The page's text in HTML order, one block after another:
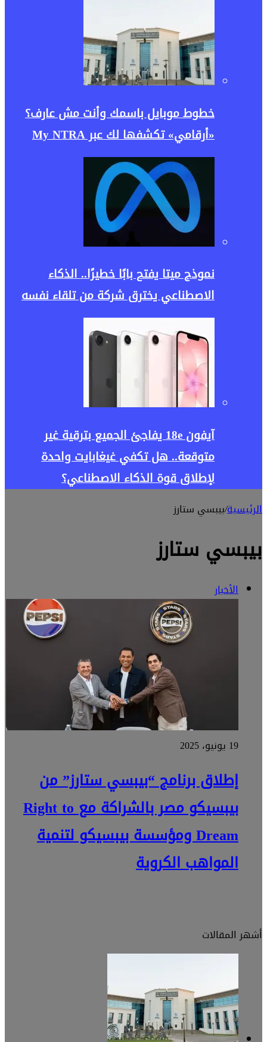
خطوط موبايل باسمك وأنت مش عارف؟
«أرقامي» تكشفها لك عبر My NTRA
نموذج ميتا يفتح بابًا خطيرًا.. الذكاء
الاصطناعي يخترق شركة من تلقاء نفسه
آيفون 18e يفاجئ الجميع بترقية غير
متوقعة.. هل تكفي غيغابايت واحدة
لإطلاق قوة الذكاء الاصطناعي؟
الرئيسية/بيبسي ستارز
بيبسي ستارز
الأخبار
19 يونيو، 2025
إطلاق برنامج “بيبسي ستارز” من
بيبسيكو مصر بالشراكة مع Right to
Dream ومؤسسة بيبسيكو لتنمية
المواهب الكروية
أشهر المقالات